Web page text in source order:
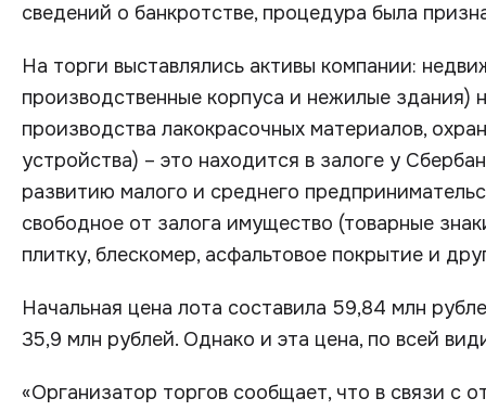
сведений о банкротстве, процедура была
На торги выставлялись активы компании:
производственные корпуса и нежилые
производства лакокрасочных материалов,
устройства) – это находится в залоге у
развитию малого и среднего
свободное от залога имущество (товарные
плитку, блескомер, асфальтовое покрытие и
Начальная цена лота составила 59,84 млн
35,9 млн рублей. Однако и эта цена, по всей
«Организатор торгов сообщает, что в связи с